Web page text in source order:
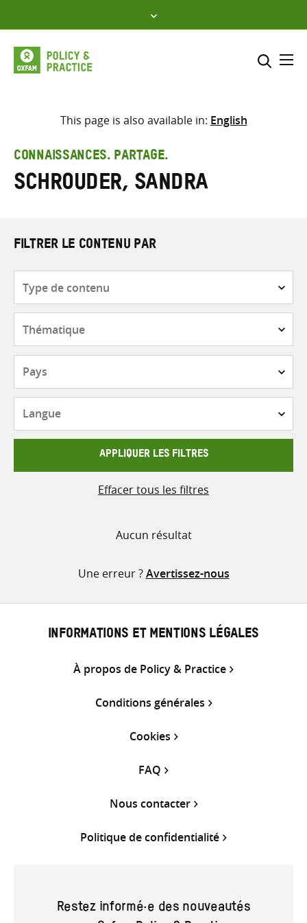
to
content
Sélectionner l’emplacement
Saisir
les
termes
This page is also available in: English
CONNAISSANCES. PARTAGE.
Schrouder, Sandra
FILTRER LE CONTENU PAR
contenu
APPLIQUER LES FILTRES
Effacer tous les filtres
Aucun résultat
Une erreur ?Avertissez-nous
INFORMATIONS ET MENTIONS LÉGALES
À propos de Policy & Practice
Conditions générales
Cookies
FAQ
Nous contacter
Politique de confidentialité
Restez informé·e des nouveautés